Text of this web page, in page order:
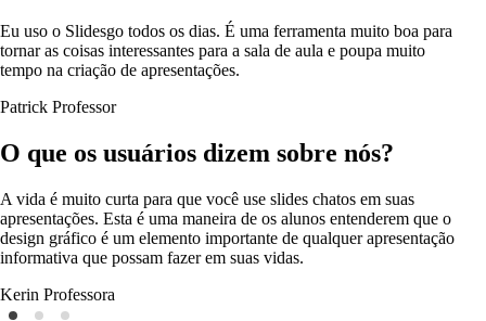
Eu uso o Slidesgo todos os dias. É uma ferramenta muito boa para
tornar as coisas interessantes para a sala de aula e poupa muito
tempo na criação de apresentações.
Patrick Professor
O que os usuários dizem sobre nós?
A vida é muito curta para que você use slides chatos em suas
apresentações. Esta é uma maneira de os alunos entenderem que o
design gráfico é um elemento importante de qualquer apresentação
informativa que possam fazer em suas vidas.
Kerin Professora